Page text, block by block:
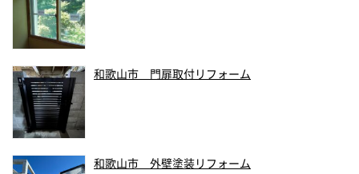
和歌山市 門扉取付リフォーム
和歌山市 外壁塗装リフォーム